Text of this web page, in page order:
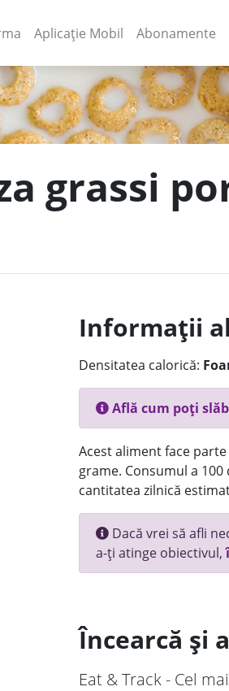
(current)
Aplicație Mobil (current)
Abonamente
grassi
Informații
Densitatea calorică:
Află cum poți
Acest aliment face
grame. Consumul a
cantitatea zilnică
Dacă vrei să afli
a-ți atinge obiectivul,
Încearcă și
Eat & Track - Cel